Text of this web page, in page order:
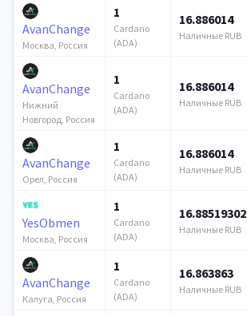
AvanChange
Москва, Россия
1
Cardano
(ADA)
16.886014
Наличные RUB
AvanChange
Нижний
Новгород, Россия
1
Cardano
(ADA)
16.886014
Наличные RUB
AvanChange
Орел, Россия
1
Cardano
(ADA)
16.886014
Наличные RUB
YesObmen
Москва, Россия
1
Cardano
(ADA)
16.88519302
Наличные RUB
AvanChange
Калуга, Россия
1
Cardano
(ADA)
16.863863
Наличные RUB